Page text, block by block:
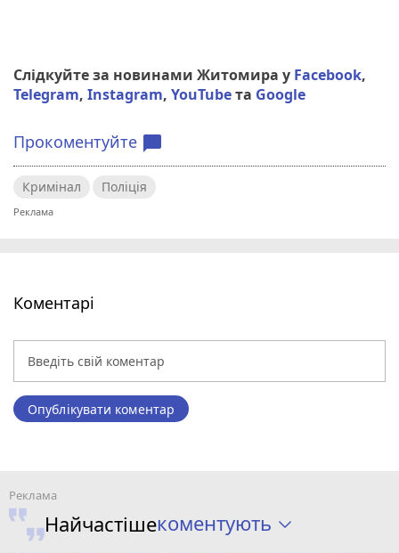
Слідкуйте за новинами Житомира у Facebook,
Telegram, Instagram, YouTubeта Google
Прокоментуйте chat_bubble
Кримінал Поліція
Коментарі
Опублікувати коментар
Найчастішекоментують